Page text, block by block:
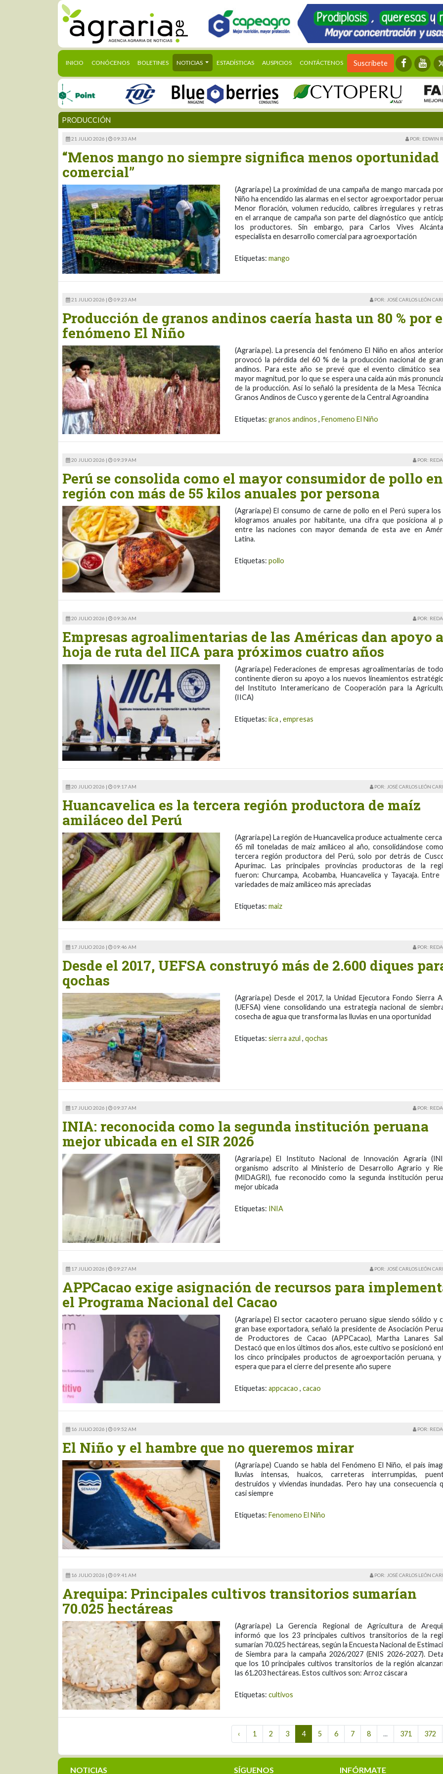
INICIO (CURRENT)
CONÓCENOS BOLETINES NOTICIAS ESTADÍSTICAS AUSPICIOS CONTÁCTENOS Suscríbete
PRODUCCIÓN
21 JULIO 2026 | 09:33 AM POR: EDWIN
“Menos mango no siempre significa menos oportunidad
comercial”
(Agraria.pe) La proximidad de una campaña de mango marcada
Niño ha encendido las alarmas en el sector agroexportador
Menor floración, volumen reducido, calibres irregulares y
en el arranque de campaña son parte del diagnóstico que
los productores. Sin embargo, para Carlos Vives
especialista en desarrollo comercial para agroexportación
Etiquetas: mango
21 JULIO 2026 | 09:23 AM POR: JOSÉ CARLOS LEÓN
Producción de granos andinos caería hasta un 80 % por
fenómeno El Niño
(Agraria.pe). La presencia del fenómeno El Niño en años
provocó la pérdida del 60 % de la producción nacional de
andinos. Para este año se prevé que el evento climático sea
mayor magnitud, por lo que se espera una caída aún más
de la producción. Así lo señaló la presidenta de la Mesa Técnica
Granos Andinos de Cusco y gerente de la Central Agroandina
Etiquetas: granos andinos , Fenomeno El Niño
20 JULIO 2026 | 09:39 AM POR:
Perú se consolida como el mayor consumidor de pollo
región con más de 55 kilos anuales por persona
(Agraria.pe) El consumo de carne de pollo en el Perú supera los
kilogramos anuales por habitante, una cifra que posiciona al
entre las naciones con mayor demanda de esta ave en
Latina.
Etiquetas: pollo
20 JULIO 2026 | 09:36 AM POR:
Empresas agroalimentarias de las Américas dan apoyo a
hoja de ruta del IICA para próximos cuatro años
(Agraria.pe) Federaciones de empresas agroalimentarias de
continente dieron su apoyo a los nuevos lineamientos
del Instituto Interamericano de Cooperación para la
(IICA)
Etiquetas: iica , empresas
20 JULIO 2026 | 09:17 AM POR: JOSÉ CARLOS LEÓN
Huancavelica es la tercera región productora de maíz
amiláceo del Perú
(Agraria.pe) La región de Huancavelica produce actualmente
65 mil toneladas de maíz amiláceo al año, consolidándose
tercera región productora del Perú, solo por detrás de
Apurímac. Las principales provincias productoras de la
fueron: Churcampa, Acobamba, Huancavelica y Tayacaja. Entre
variedades de maíz amiláceo más apreciadas
Etiquetas: maiz
17 JULIO 2026 | 09:46 AM POR:
Desde el 2017, UEFSA construyó más de 2.600 diques
qochas
(Agraria.pe) Desde el 2017, la Unidad Ejecutora Fondo Sierra
(UEFSA) viene consolidando una estrategia nacional de
cosecha de agua que transforma las lluvias en una oportunidad
Etiquetas: sierra azul , qochas
17 JULIO 2026 | 09:37 AM POR:
INIA: reconocida como la segunda institución peruana
mejor ubicada en el SIR 2026
(Agraria.pe) El Instituto Nacional de Innovación Agraria
organismo adscrito al Ministerio de Desarrollo Agrario y
(MIDAGRI), fue reconocido como la segunda institución
mejor ubicada
Etiquetas: INIA
17 JULIO 2026 | 09:27 AM POR: JOSÉ CARLOS LEÓN
APPCacao exige asignación de recursos para
el Programa Nacional del Cacao
(Agraria.pe) El sector cacaotero peruano sigue siendo sólido y
gran base exportadora, señaló la presidente de Asociación
de Productores de Cacao (APPCacao), Martha Lanares
Destacó que en los últimos dos años, este cultivo se posicionó
los cinco principales productos de agroexportación peruana, y
espera que para el cierre del presente año supere
Etiquetas: appcacao , cacao
16 JULIO 2026 | 09:52 AM POR:
El Niño y el hambre que no queremos mirar
(Agraria.pe) Cuando se habla del Fenómeno El Niño, el país
lluvias intensas, huaicos, carreteras interrumpidas,
destruidos y viviendas inundadas. Pero hay una consecuencia
casi siempre
Etiquetas: Fenomeno El Niño
16 JULIO 2026 | 09:41 AM POR: JOSÉ CARLOS LEÓN
Arequipa: Principales cultivos transitorios sumarían
70.025 hectáreas
(Agraria.pe) La Gerencia Regional de Agricultura de
informó que los 23 principales cultivos transitorios de la
sumarían 70.025 hectáreas, según la Encuesta Nacional de
de Siembra para la campaña 2026/2027 (ENIS 2026-2027).
que los 10 principales cultivos transitorios de la región
las 61.203 hectáreas. Estos cultivos son: Arroz cáscara
Etiquetas: cultivos
‹ 1 2 3 4 5 6 7 8 ... 371 372
NOTICIAS SÍGUENOS INFÓRMATE